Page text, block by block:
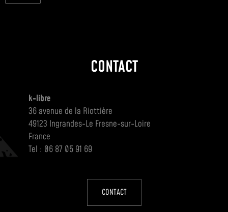
CONTACT
k-libre
36 avenue de la Riottière
49123 Ingrandes-Le Fresne-sur-Loire
France
Tel : 06 87 05 91 69
CONTACT